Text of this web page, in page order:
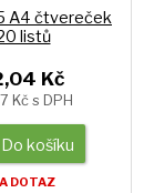
A4 čtvereček
listů
Kč
Kč s DPH
Do košíku
DOTAZ